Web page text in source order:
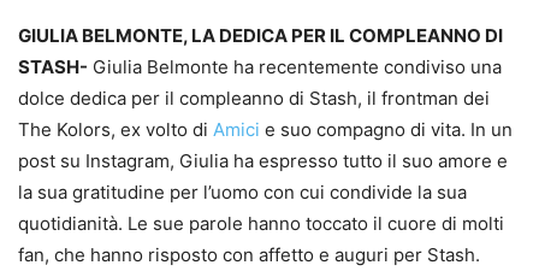
GIULIA BELMONTE, LA DEDICA PER IL COMPLEANNO DI
STASH- Giulia Belmonte ha recentemente condiviso una
dolce dedica per il compleanno di Stash, il frontman dei
The Kolors, ex volto di Amici e suo compagno di vita. In un
post su Instagram, Giulia ha espresso tutto il suo amore e
la sua gratitudine per l’uomo con cui condivide la sua
quotidianità. Le sue parole hanno toccato il cuore di molti
fan, che hanno risposto con affetto e auguri per Stash.